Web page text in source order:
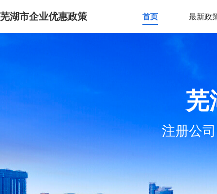
芜湖市企业优惠政策 首页 最新政
芜
注册公